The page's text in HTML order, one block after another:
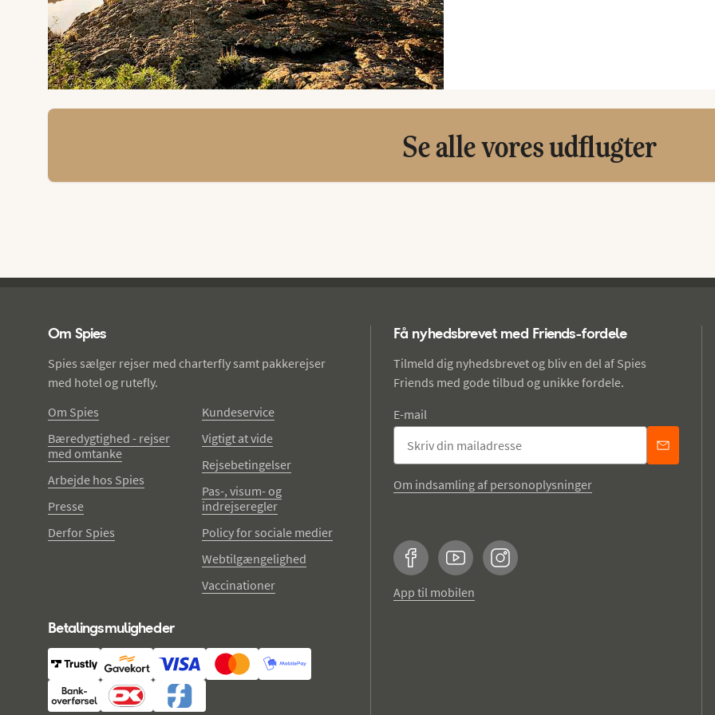
Se alle vores udflugter
Om Spies
Spies sælger rejser med charterfly samt pakkerejser
med hotel og rutefly.
Om Spies
Bæredygtighed - rejser
med omtanke
Arbejde hos Spies
Presse
Derfor Spies
Kundeservice
Vigtigt at vide
Rejsebetingelser
Pas-, visum- og
indrejseregler
Policy for sociale medier
Webtilgængelighed
Vaccinationer
Betalingsmuligheder
Få nyhedsbrevet med Friends-fordele
Tilmeld dig nyhedsbrevet og bliv en del af Spies
Friends med gode tilbud og unikke fordele.
E-mail
Om indsamling af personoplysninger
FacebookYouTubeInstagram
App til mobilen